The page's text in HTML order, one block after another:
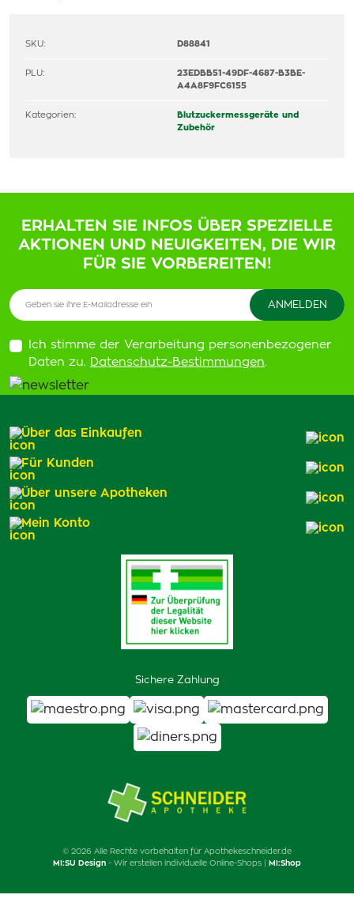
SKU: D88841
PLU:
23EDBB51-49DF-4687-B3BE-
A4A8F9FC6155
Kategorien:
Blutzuckermessgeräte und
Zubehör
ERHALTEN SIE INFOS ÜBER SPEZIELLE
AKTIONEN UND NEUIGKEITEN, DIE WIR
FÜR SIE VORBEREITEN!
Ich stimme der Verarbeitung personenbezogener
Daten zu. Datenschutz-Bestimmungen.
Sichere Zahlung
Über das Einkaufen
Für Kunden
Über unsere Apotheken
Mein Konto
© 2026 Alle Rechte vorbehalten für Apothekeschneider.de
MI:SU Design - Wir erstellen individuelle Online-Shops | MI:Shop